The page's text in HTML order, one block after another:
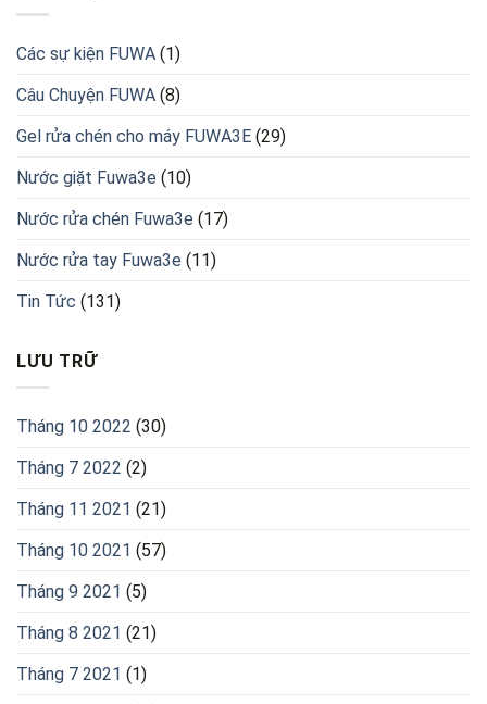
Các sự kiện FUWA (1)
Câu Chuyện FUWA (8)
Gel rửa chén cho máy FUWA3E (29)
Nước giặt Fuwa3e (10)
Nước rửa chén Fuwa3e (17)
Nước rửa tay Fuwa3e (11)
Tin Tức (131)
LƯU TRỮ
Tháng 10 2022 (30)
Tháng 7 2022 (2)
Tháng 11 2021 (21)
Tháng 10 2021 (57)
Tháng 9 2021 (5)
Tháng 8 2021 (21)
Tháng 7 2021 (1)